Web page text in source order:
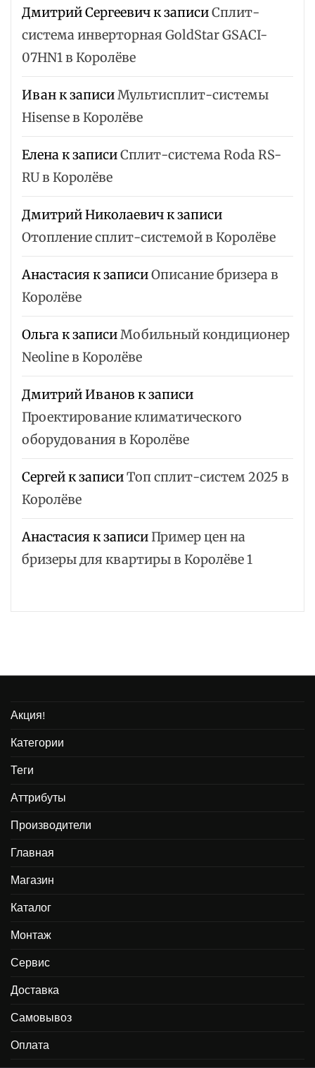
Дмитрий Сергеевичк записиСплит-
система инверторная GoldStar GSACI-
07HN1 в Королёве
Иванк записи Мультисплит-системы
Hisense в Королёве
Елена к записиСплит-система Roda RS-
RU в Королёве
Дмитрий Николаевичк записи
Отопление сплит-системой в Королёве
Анастасия к записиОписание бризера в
Королёве
Ольга к записи Мобильный кондиционер
Neoline в Королёве
Дмитрий Иванов к записи
Проектирование климатического
оборудования в Королёве
Сергейк записиТоп сплит-систем 2025 в
Королёве
Анастасия к записи Пример цен на
бризеры для квартиры в Королёве 1
Акция!
Категории
Теги
Аттрибуты
Производители
Главная
Магазин
Каталог
Монтаж
Сервис
Доставка
Самовывоз
Оплата